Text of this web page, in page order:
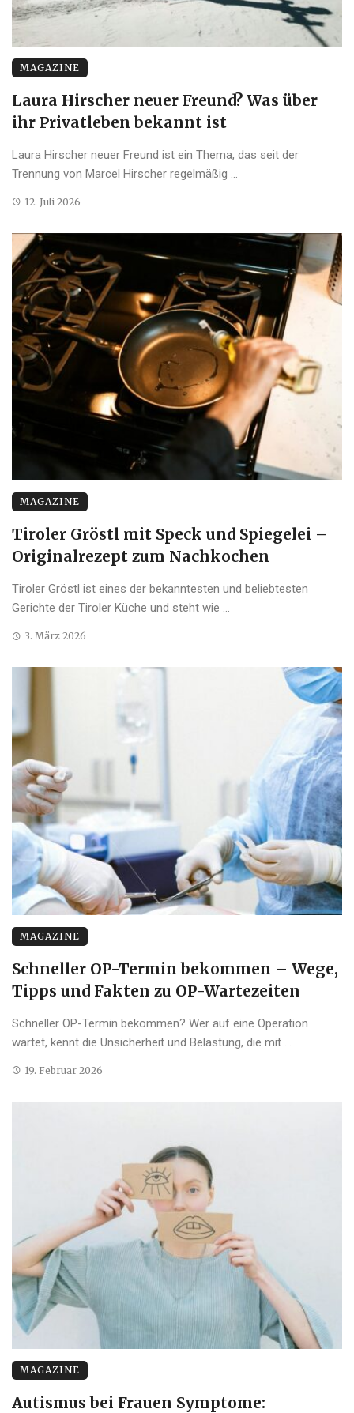
MAGAZINE
Laura Hirscher neuer Freund? Was über
ihr Privatleben bekannt ist
Laura Hirscher neuer Freund ist ein Thema, das seit der
Trennung von Marcel Hirscher regelmäßig ...
12. Juli 2026
MAGAZINE
Tiroler Gröstl mit Speck und Spiegelei –
Originalrezept zum Nachkochen
Tiroler Gröstl ist eines der bekanntesten und beliebtesten
Gerichte der Tiroler Küche und steht wie ...
3. März 2026
MAGAZINE
Schneller OP-Termin bekommen – Wege,
Tipps und Fakten zu OP-Wartezeiten
Schneller OP-Termin bekommen? Wer auf eine Operation
wartet, kennt die Unsicherheit und Belastung, die mit ...
19. Februar 2026
MAGAZINE
Autismus bei Frauen Symptome: